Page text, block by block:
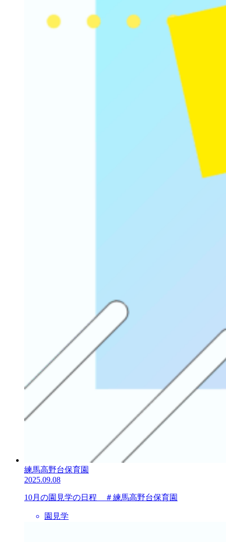
練馬高野台保育園
2025.09.08
10月の園見学の日程 ＃練馬高野台保育園
園見学